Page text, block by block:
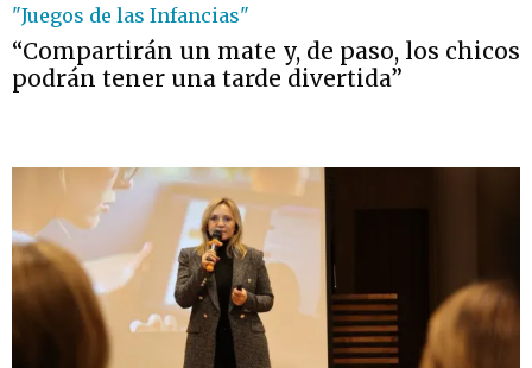
"Juegos de las Infancias"
“Compartirán un mate y, de paso, los chicos
podrán tener una tarde divertida”